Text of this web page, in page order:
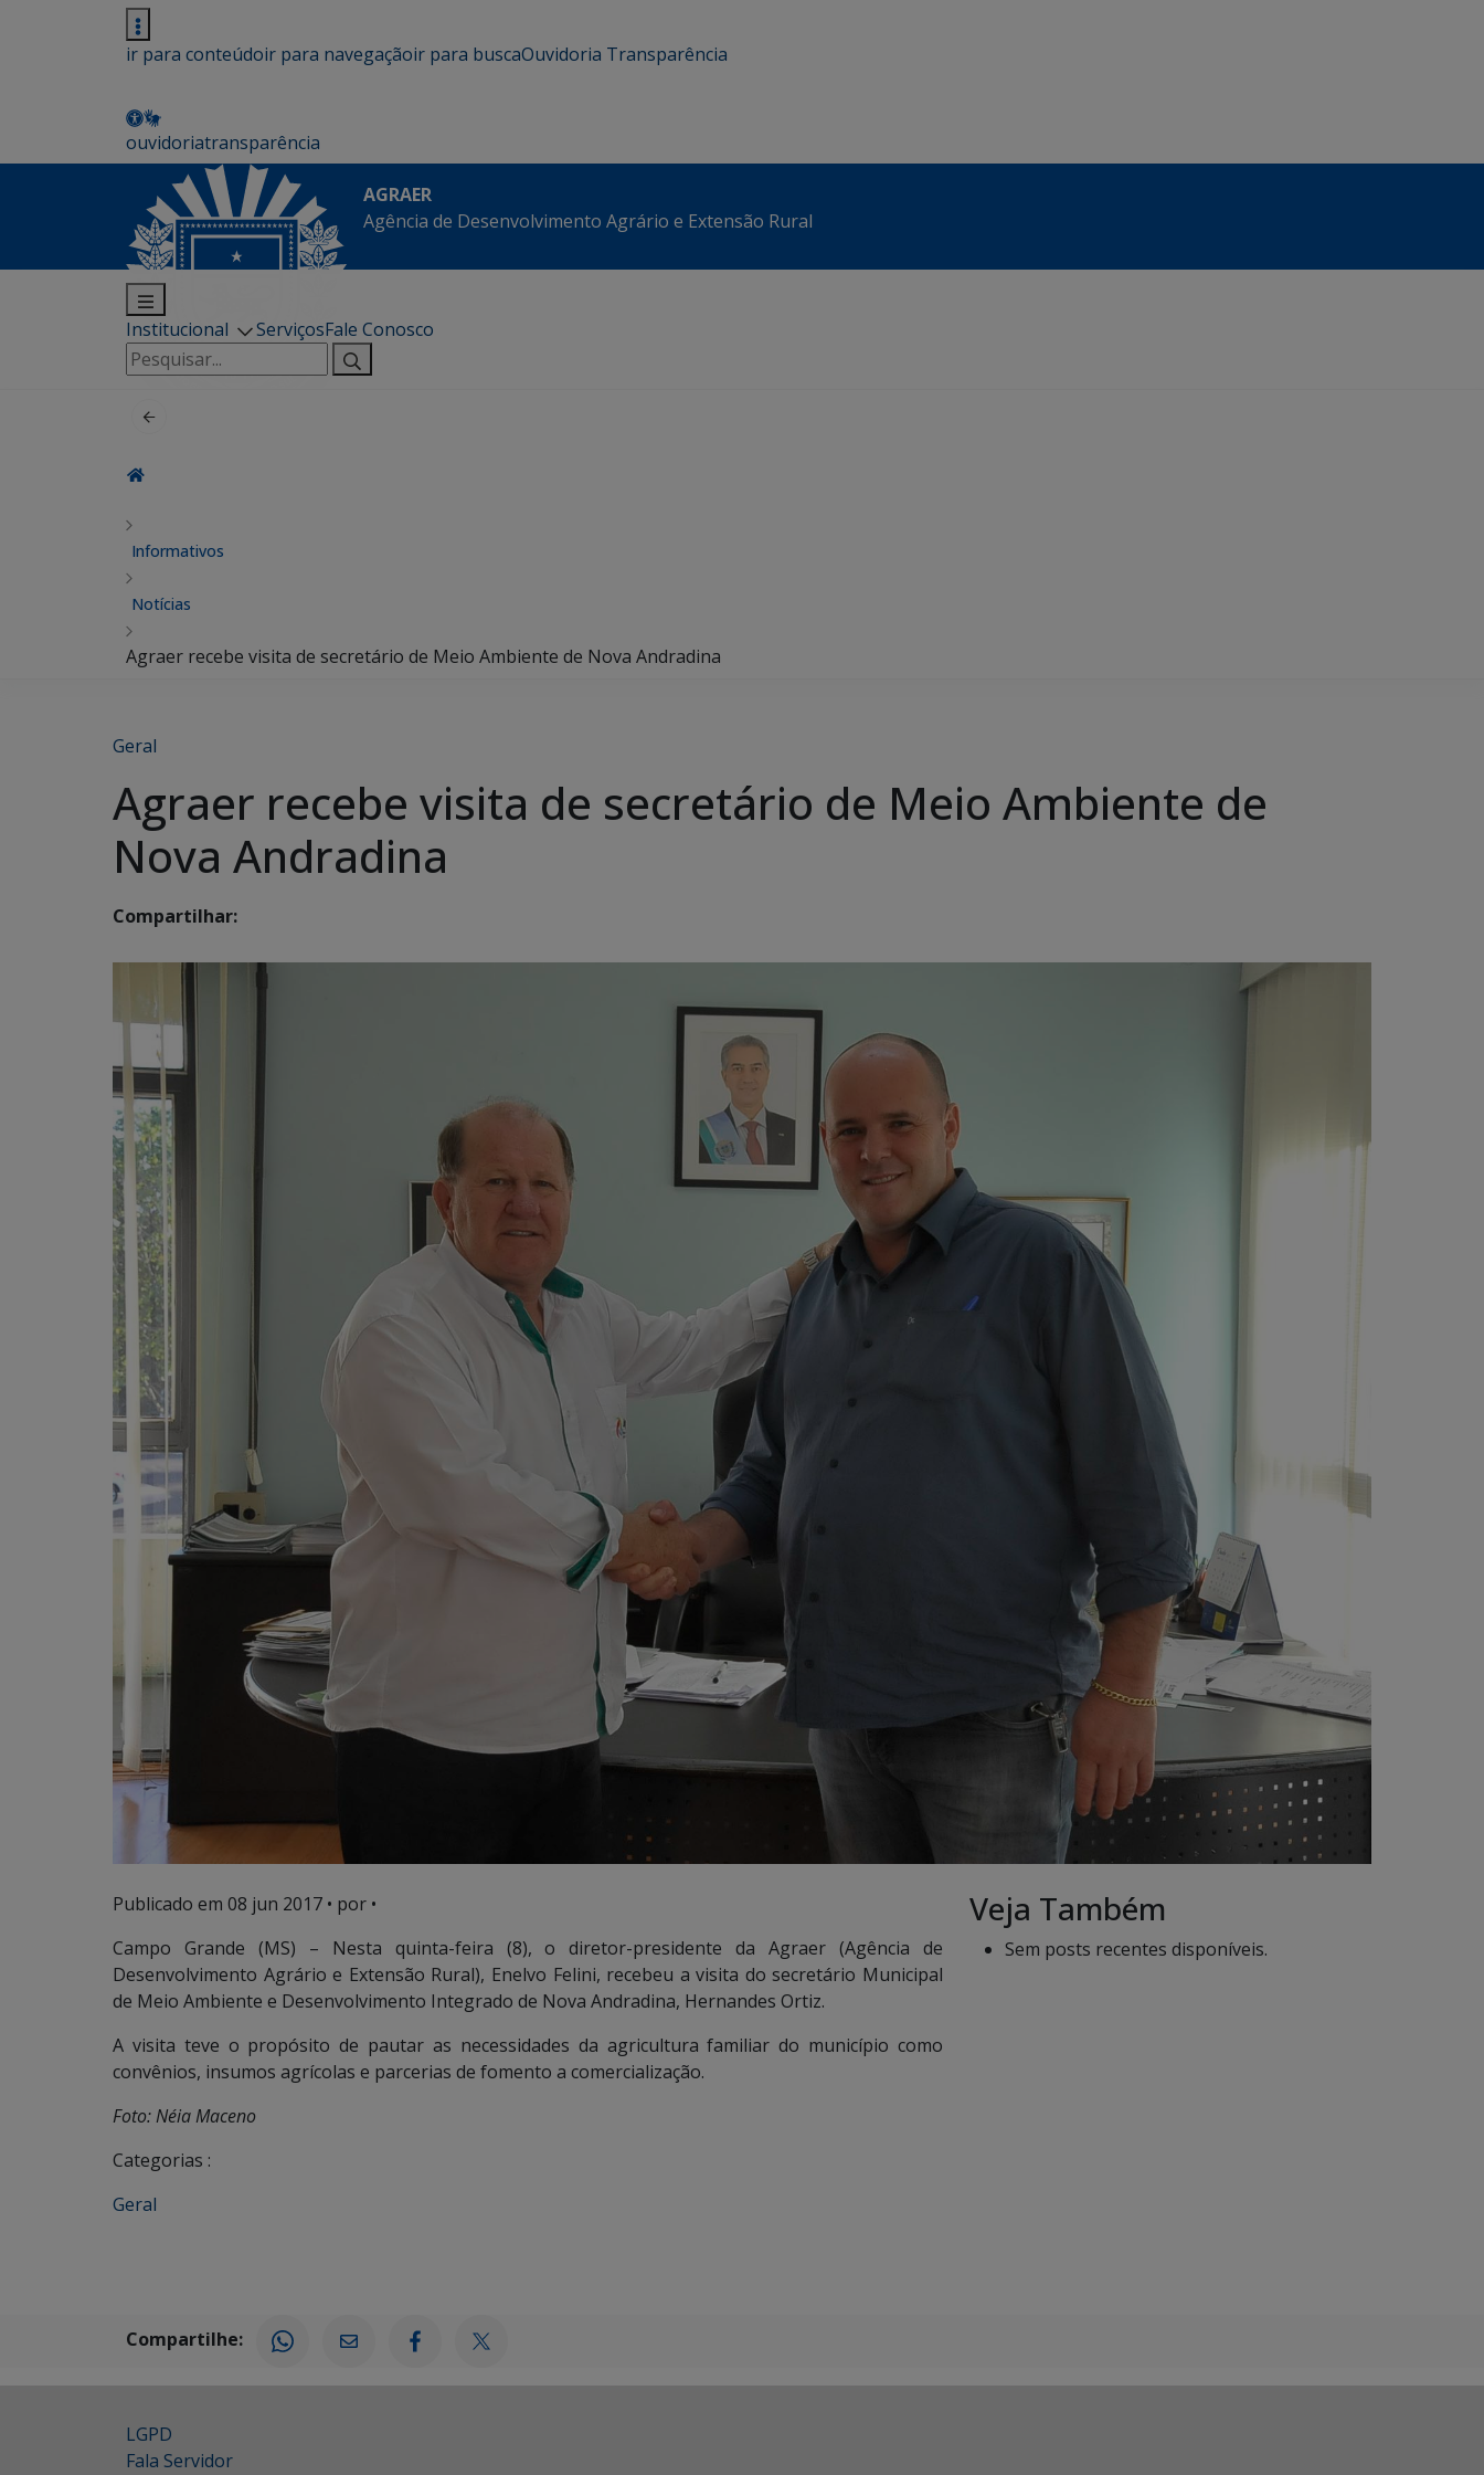
ir para conteúdoir para navegaçãoir para buscaOuvidoria Transparência
ouvidoriatransparência
AGRAER
Agência de Desenvolvimento Agrário e Extensão Rural
Institucional ServiçosFale Conosco
Pesquisar
por:
Informativos
Notícias
Agraer recebe visita de secretário de Meio Ambiente de Nova Andradina
Geral
Agraer recebe visita de secretário de Meio Ambiente de
Nova Andradina
Compartilhar:
Publicado em 08 jun 2017 • por •
Campo Grande (MS) – Nesta quinta-feira (8), o diretor-presidente da Agraer (Agência de
Desenvolvimento Agrário e Extensão Rural), Enelvo Felini, recebeu a visita do secretário Municipal
de Meio Ambiente e Desenvolvimento Integrado de Nova Andradina, Hernandes Ortiz.
A visita teve o propósito de pautar as necessidades da agricultura familiar do município como
convênios, insumos agrícolas e parcerias de fomento a comercialização.
Foto: Néia Maceno
Categorias :
Geral
Veja Também
Sem posts recentes disponíveis.
Compartilhe:
LGPD
Fala Servidor